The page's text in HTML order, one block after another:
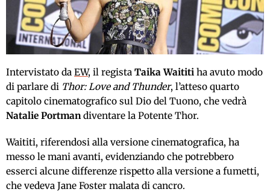
Intervistato da EW, il regista Taika Waititi ha avuto modo
di parlare di Thor: Love and Thunder, l’atteso quarto
capitolo cinematografico sul Dio del Tuono, che vedrà
Natalie Portman diventare la Potente Thor.
Waititi, riferendosi alla versione cinematografica, ha
messo le mani avanti, evidenziando che potrebbero
esserci alcune differenze rispetto alla versione a fumetti,
che vedeva Jane Foster malata di cancro.